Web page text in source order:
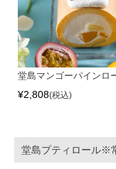
堂島マンゴーパインロ
¥2,808 税込
堂島プティロール※